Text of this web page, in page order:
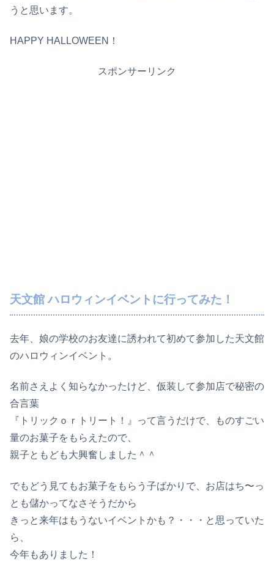
うと思います。
HAPPY HALLOWEEN！
スポンサーリンク
天文館 ハロウィンイベントに行ってみた！
去年、娘の学校のお友達に誘われて初めて参加した天文館
のハロウィンイベント。
名前さえよく知らなかったけど、仮装して参加店で秘密の
合言葉
『トリックｏｒトリート！』って言うだけで、ものすごい
量のお菓子をもらえたので、
親子ともども大興奮しました＾＾
でもどう見てもお菓子をもらう子ばかりで、お店はち〜っ
とも儲かってなさそうだから
きっと来年はもうないイベントかも？・・・と思っていた
ら、
今年もありました！